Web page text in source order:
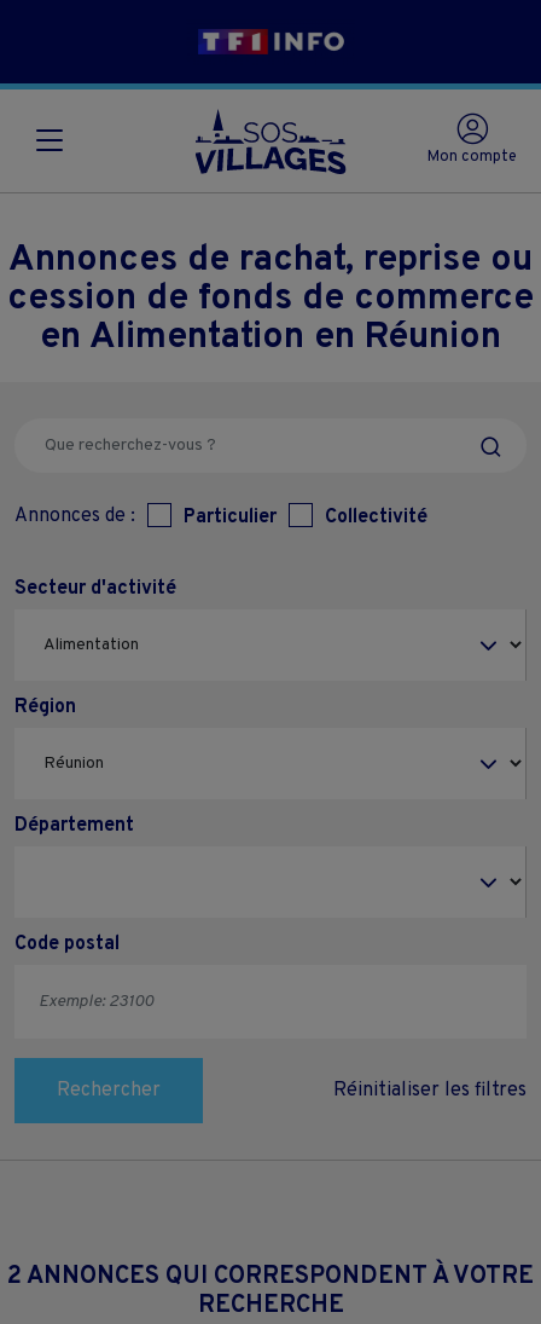
Mon compte
Annonces de rachat, reprise ou
cession de fonds de commerce
en Alimentation en Réunion
Annonces de : Particulier Collectivité
Secteur d'activité
Région
Département
Code postal
Rechercher Réinitialiser les filtres
2 ANNONCES QUI CORRESPONDENT À VOTRE
RECHERCHE